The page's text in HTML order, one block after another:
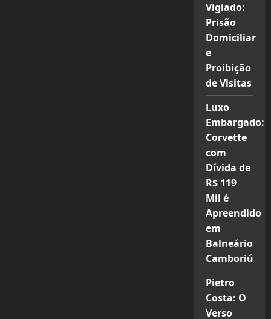
Vigiado:
Prisão
Domiciliar
e
Proibição
de Visitas
Luxo
Embargado:
Corvette
com
Dívida de
R$ 119
Mil é
Apreendido
em
Balneário
Camboriú
Pietro
Costa: O
Verso